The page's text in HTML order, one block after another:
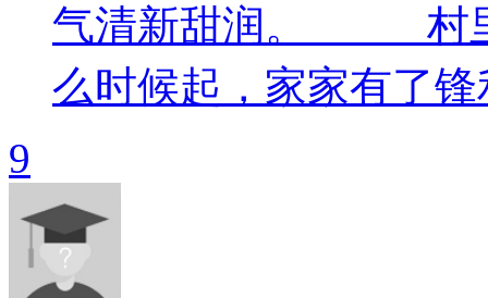
气清新甜润。 村里
么时候起，家家有了
9